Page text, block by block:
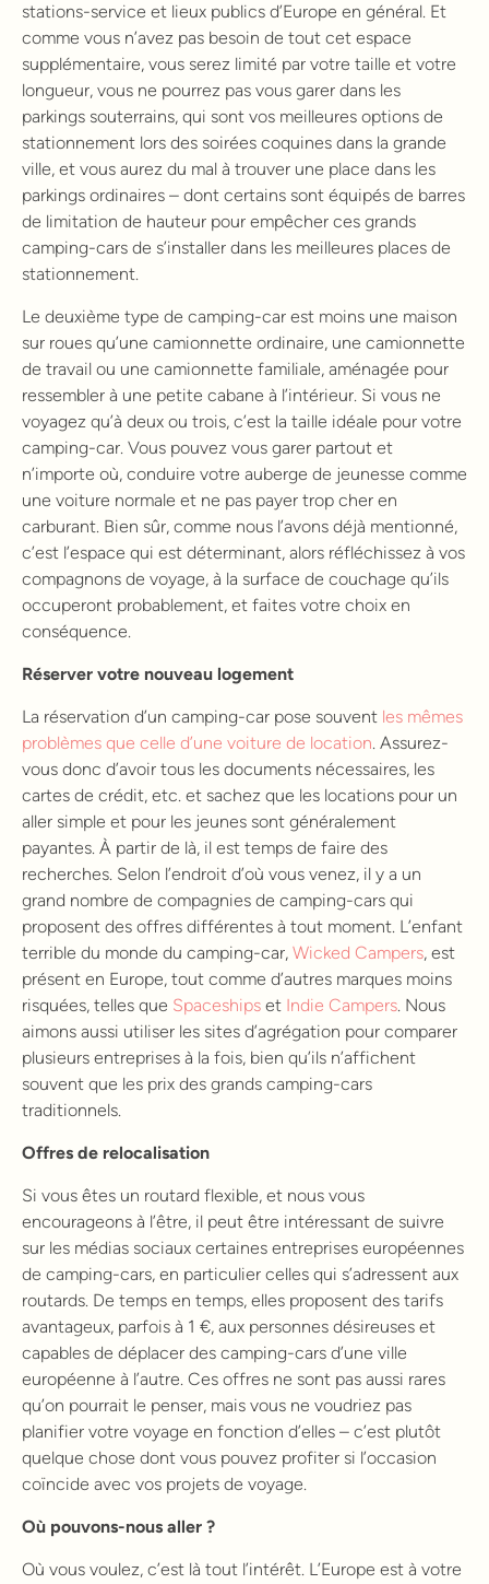
stations-service et lieux publics d’Europe en général. Et
comme vous n’avez pas besoin de tout cet espace
supplémentaire, vous serez limité par votre taille et votre
longueur, vous ne pourrez pas vous garer dans les
parkings souterrains, qui sont vos meilleures options de
stationnement lors des soirées coquines dans la grande
ville, et vous aurez du mal à trouver une place dans les
parkings ordinaires – dont certains sont équipés de barres
de limitation de hauteur pour empêcher ces grands
camping-cars de s’installer dans les meilleures places de
stationnement.
Le deuxième type de camping-car est moins une maison
sur roues qu’une camionnette ordinaire, une camionnette
de travail ou une camionnette familiale, aménagée pour
ressembler à une petite cabane à l’intérieur. Si vous ne
voyagez qu’à deux ou trois, c’est la taille idéale pour votre
camping-car. Vous pouvez vous garer partout et
n’importe où, conduire votre auberge de jeunesse comme
une voiture normale et ne pas payer trop cher en
carburant. Bien sûr, comme nous l’avons déjà mentionné,
c’est l’espace qui est déterminant, alors réfléchissez à vos
compagnons de voyage, à la surface de couchage qu’ils
occuperont probablement, et faites votre choix en
conséquence.
Réserver votre nouveau logement
La réservation d’un camping-car pose souvent les mêmes
problèmes que celle d’une voiture de location. Assurez-
vous donc d’avoir tous les documents nécessaires, les
cartes de crédit, etc. et sachez que les locations pour un
aller simple et pour les jeunes sont généralement
payantes. À partir de là, il est temps de faire des
recherches. Selon l’endroit d’où vous venez, il y a un
grand nombre de compagnies de camping-cars qui
proposent des offres différentes à tout moment. L’enfant
terrible du monde du camping-car, Wicked Campers, est
présent en Europe, tout comme d’autres marques moins
risquées, telles que Spaceships et Indie Campers. Nous
aimons aussi utiliser les sites d’agrégation pour comparer
plusieurs entreprises à la fois, bien qu’ils n’affichent
souvent que les prix des grands camping-cars
traditionnels.
Offres de relocalisation
Si vous êtes un routard flexible, et nous vous
encourageons à l’être, il peut être intéressant de suivre
sur les médias sociaux certaines entreprises européennes
de camping-cars, en particulier celles qui s’adressent aux
routards. De temps en temps, elles proposent des tarifs
avantageux, parfois à 1 €, aux personnes désireuses et
capables de déplacer des camping-cars d’une ville
européenne à l’autre. Ces offres ne sont pas aussi rares
qu’on pourrait le penser, mais vous ne voudriez pas
planifier votre voyage en fonction d’elles – c’est plutôt
quelque chose dont vous pouvez profiter si l’occasion
coïncide avec vos projets de voyage.
Où pouvons-nous aller ?
Où vous voulez, c’est là tout l’intérêt. L’Europe est à votre